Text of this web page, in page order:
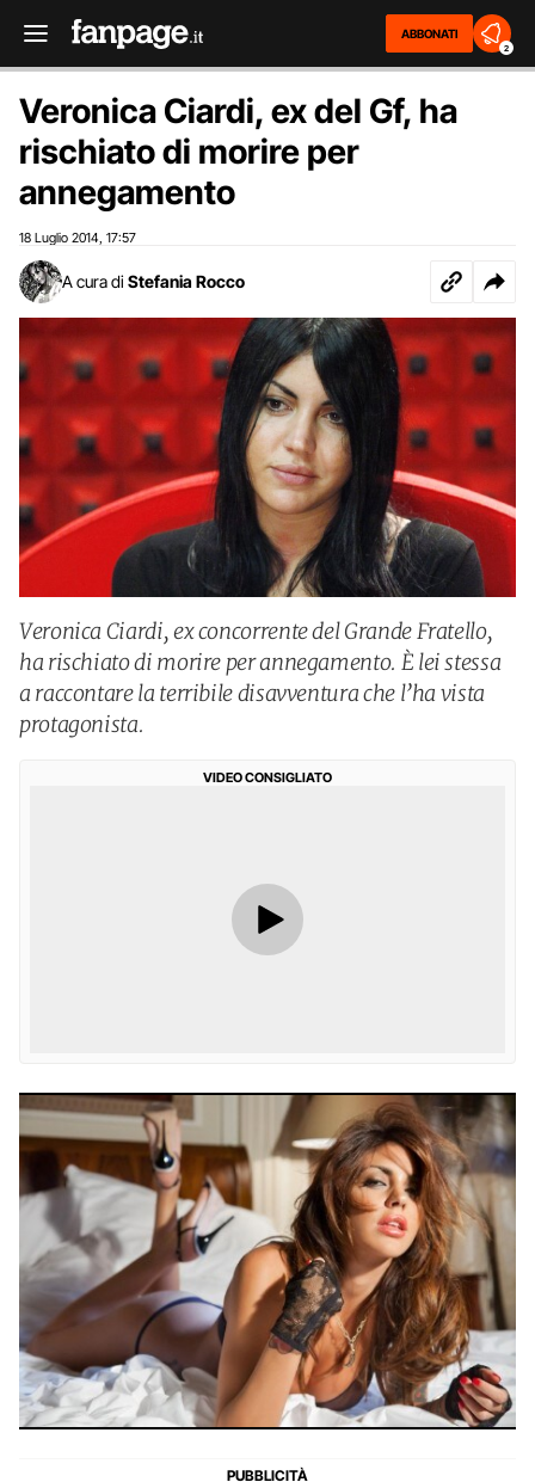
ABBONATI
2
Veronica Ciardi, ex del Gf, ha
rischiato di morire per
annegamento
18 Luglio 2014 17:57
A cura di Stefania Rocco
Veronica Ciardi, ex concorrente del Grande Fratello,
ha rischiato di morire per annegamento. È lei stessa
a raccontare la terribile disavventura che l’ha vista
protagonista.
VIDEO CONSIGLIATO